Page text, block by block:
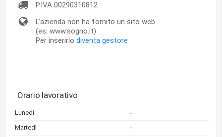
P.IVA 00290310812
L'azienda non ha fornito un sito web
(es. www.sogno.it)
Per inserirlo diventa gestore
Orario lavorativo
Lunedì -
Martedì -